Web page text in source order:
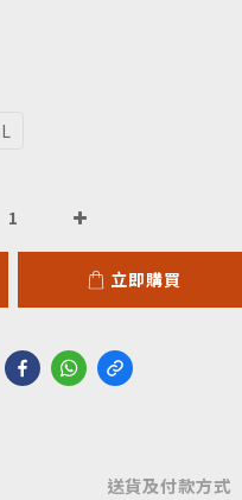
L
立即購買
送貨及付款方式